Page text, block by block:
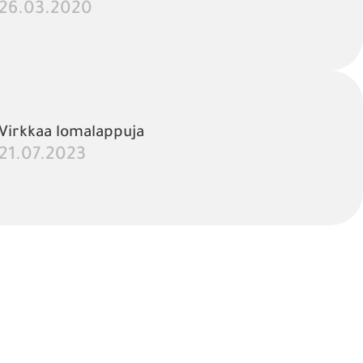
26.03.2020
Virkkaa lomalappuja
21.07.2023